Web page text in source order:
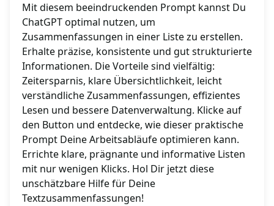
Mit diesem beeindruckenden Prompt kannst Du
ChatGPT optimal nutzen, um
Zusammenfassungen in einer Liste zu erstellen.
Erhalte präzise, konsistente und gut strukturierte
Informationen. Die Vorteile sind vielfältig:
Zeitersparnis, klare Übersichtlichkeit, leicht
verständliche Zusammenfassungen, effizientes
Lesen und bessere Datenverwaltung. Klicke auf
den Button und entdecke, wie dieser praktische
Prompt Deine Arbeitsabläufe optimieren kann.
Errichte klare, prägnante und informative Listen
mit nur wenigen Klicks. Hol Dir jetzt diese
unschätzbare Hilfe für Deine
Textzusammenfassungen!